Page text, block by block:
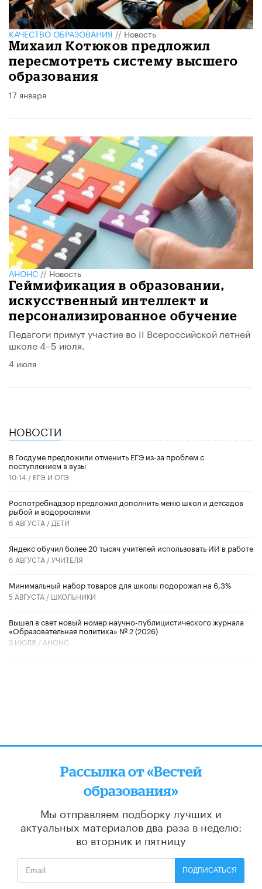
КАЧЕСТВО ОБРАЗОВАНИЯ//Новость
Михаил Котюков предложил
пересмотреть систему высшего
образования
17 января
АНОНС//Новость
Геймификация в образовании,
искусственный интеллект и
персонализированное обучение
Педагоги примут участие во II Всероссийской летней
школе 4–5 июля.
4 июля
НОВОСТИ
В Госдуме предложили отменить ЕГЭ из-за проблем с
поступлением в вузы
10:14 / ЕГЭ И ОГЭ
Роспотребнадзор предложил дополнить меню школ и детсадов
рыбой и водорослями
6 АВГУСТА / ДЕТИ
​Яндекс обучил более 20 тысяч учителей использовать ИИ в работе
6 АВГУСТА /УЧИТЕЛЯ
Минимальный набор товаров для школы подорожал на 6,3%
5 АВГУСТА / ШКОЛЬНИКИ
Вышел в свет новый номер научно-публицистического журнала
«Образовательная политика» № 2 (2026)
3 ИЮЛЯ / АНОНС
Рассылка от «Вестей
образования»
Мы отправляем подборку лучших и
актуальных материалов два раза в неделю:
во вторник и пятницу
ПОДПИСАТЬСЯ